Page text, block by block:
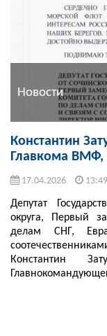
Новости
Константин
Главкома ВМФ,
17.04.2026 13:49
Депутат
округа, Первый
делам СНГ,
Константин